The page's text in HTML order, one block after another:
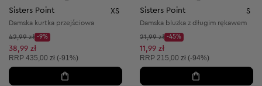
Sisters Point XS
Damska kurtka przejściowa
Cena początkowa:
42,99 zł
Discount Price:
-9%
Obniżona cena:
38,99 zł
Cena sugerowana:
RRP 435,00 zł (-91%)
Sisters Point S
Damska bluzka z długim rękawem
Cena początkowa:
21,99 zł
Discount Price:
-45%
Obniżona cena:
11,99 zł
Cena sugerowana:
RRP 215,00 zł (-94%)